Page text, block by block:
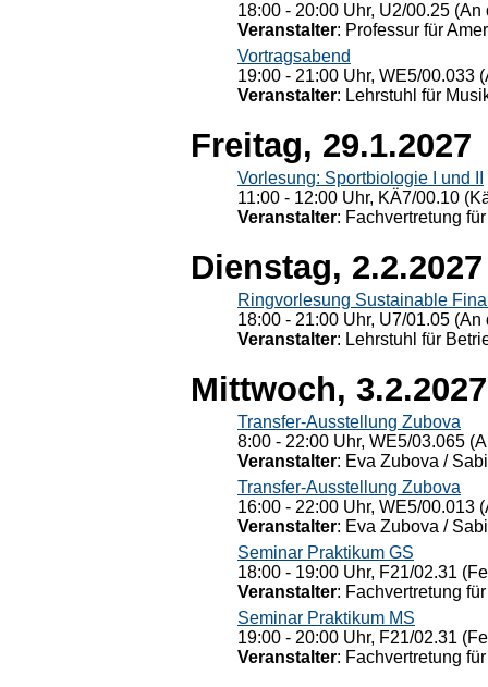
18:00 - 20:00 Uhr, U2/00.25
Veranstalter: Professur für
Vortragsabend
19:00 - 21:00 Uhr, WE5/00.033
Veranstalter: Lehrstuhl für
Freitag, 29.1.2027
Vorlesung: Sportbiologie I und II
11:00 - 12:00 Uhr, KÄ7/00.10
Veranstalter: Fachvertretung
Dienstag, 2.2.2027
Ringvorlesung Sustainable
18:00 - 21:00 Uhr, U7/01.05
Veranstalter: Lehrstuhl für
Mittwoch, 3.2.2027
Transfer-Ausstellung Zubova
8:00 - 22:00 Uhr, WE5/03.065
Veranstalter: Eva Zubova /
Transfer-Ausstellung Zubova
16:00 - 22:00 Uhr, WE5/00.013
Veranstalter: Eva Zubova /
Seminar Praktikum GS
18:00 - 19:00 Uhr, F21/02.31
Veranstalter: Fachvertretung
Seminar Praktikum MS
19:00 - 20:00 Uhr, F21/02.31
Veranstalter: Fachvertretung